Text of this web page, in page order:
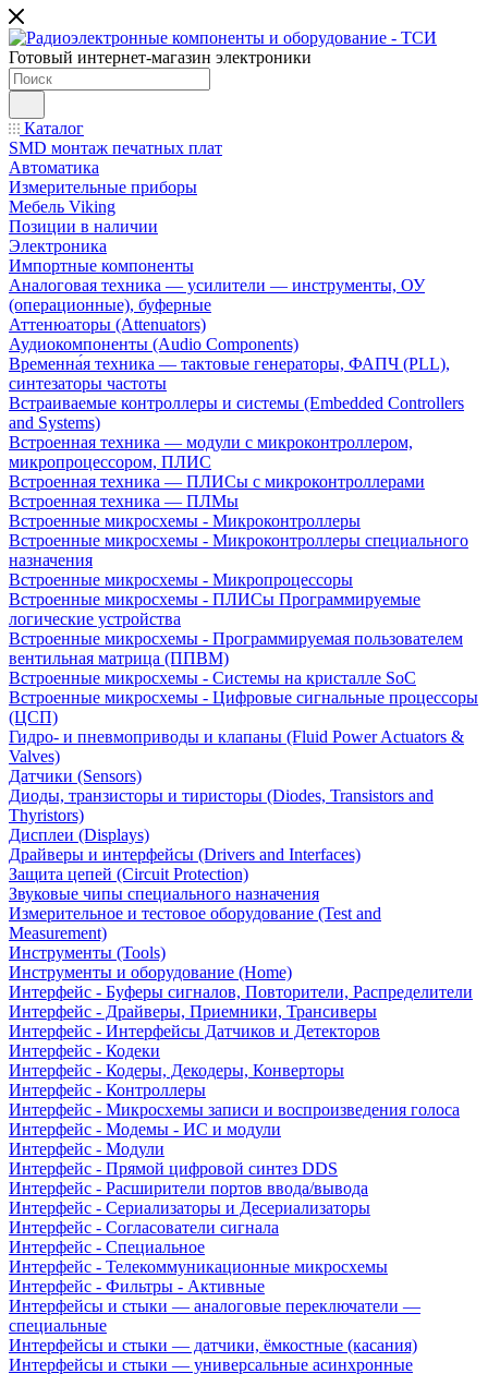
Готовый интернет-магазин электроники
Каталог
SMD монтаж печатных плат
Автоматика
Измерительные приборы
Мебель Viking
Позиции в наличии
Электроника
Импортные компоненты
Аналоговая техника — усилители — инструменты, ОУ
(операционные), буферные
Аттенюаторы (Attenuators)
Аудиокомпоненты (Audio Components)
Временна́я техника — тактовые генераторы, ФАПЧ (PLL),
синтезаторы частоты
Встраиваемые контроллеры и системы (Embedded Controllers
and Systems)
Встроенная техника — модули с микроконтроллером,
микропроцессором, ПЛИС
Встроенная техника — ПЛИСы с микроконтроллерами
Встроенная техника — ПЛМы
Встроенные микросхемы - Микроконтроллеры
Встроенные микросхемы - Микроконтроллеры специального
назначения
Встроенные микросхемы - Микропроцессоры
Встроенные микросхемы - ПЛИСы Программируемые
логические устройства
Встроенные микросхемы - Программируемая пользователем
вентильная матрица (ППВМ)
Встроенные микросхемы - Системы на кристалле SoC
Встроенные микросхемы - Цифровые сигнальные процессоры
(ЦСП)
Гидро- и пневмоприводы и клапаны (Fluid Power Actuators &
Valves)
Датчики (Sensors)
Диоды, транзисторы и тиристоры (Diodes, Transistors and
Thyristors)
Дисплеи (Displays)
Драйверы и интерфейсы (Drivers and Interfaces)
Защита цепей (Circuit Protection)
Звуковые чипы специального назначения
Измерительное и тестовое оборудование (Test and
Measurement)
Инструменты (Tools)
Инструменты и оборудование (Home)
Интерфейс - Буферы сигналов, Повторители, Распределители
Интерфейс - Драйверы, Приемники, Трансиверы
Интерфейс - Интерфейсы Датчиков и Детекторов
Интерфейс - Кодеки
Интерфейс - Кодеры, Декодеры, Конверторы
Интерфейс - Контроллеры
Интерфейс - Микросхемы записи и воспроизведения голоса
Интерфейс - Модемы - ИС и модули
Интерфейс - Модули
Интерфейс - Прямой цифровой синтез DDS
Интерфейс - Расширители портов ввода/вывода
Интерфейс - Сериализаторы и Десериализаторы
Интерфейс - Согласователи сигнала
Интерфейс - Специальное
Интерфейс - Телекоммуникационные микросхемы
Интерфейс - Фильтры - Активные
Интерфейсы и стыки — аналоговые переключатели —
специальные
Интерфейсы и стыки — датчики, ёмкостные (касания)
Интерфейсы и стыки — универсальные асинхронные